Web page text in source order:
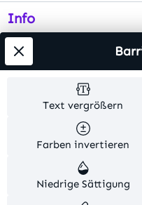
Info
Testsieger
Alle Preise inkl.
Versandkosten
.
© 2026 MKV24 – Alle
TC-
Text vergrößern
Farben invertieren
Niedrige Sättigung